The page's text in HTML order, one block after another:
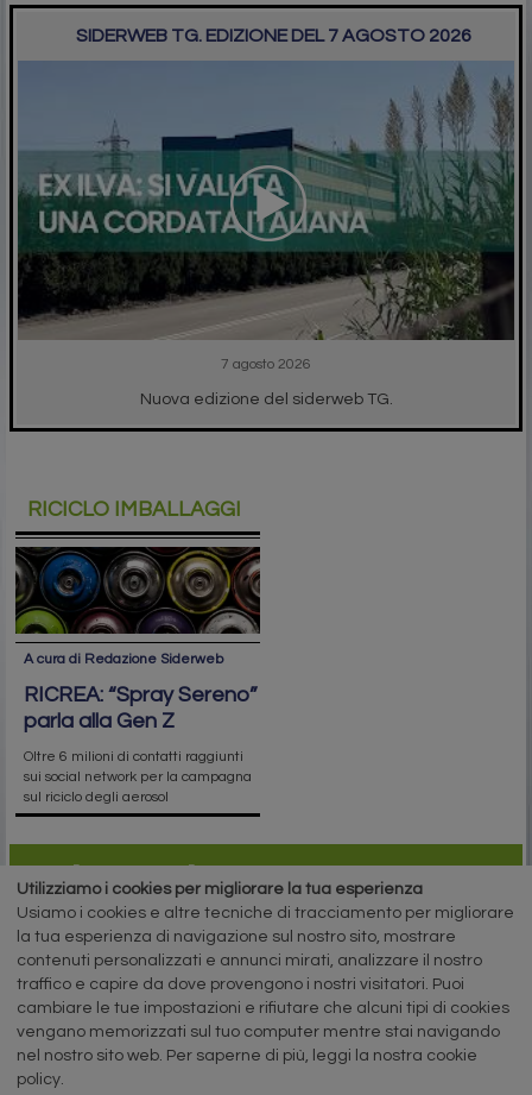
SIDERWEB TG. EDIZIONE DEL 7 AGOSTO 2026
7 agosto 2026
Nuova edizione del siderweb TG.
RICICLO IMBALLAGGI
A cura di Redazione Siderweb
RICREA: “Spray Sereno”
parla alla Gen Z
Oltre 6 milioni di contatti raggiunti
sui social network per la campagna
sul riciclo degli aerosol
siderweb
LA COMMUNITY DELL'ACCIAIO
Siderweb S.p.A. SB Società del gruppo Morandi Group s.r.l.
ISSN 2532 -2982
Sede sociale: Flero (Brescia) Via Don Milani 5
T. +39 030 254 00 06
E. info@siderweb.com
Utilizziamo i cookies per migliorare la tua esperienza
Usiamo i cookies e altre tecniche di tracciamento per migliorare
la tua esperienza di navigazione sul nostro sito, mostrare
contenuti personalizzati e annunci mirati, analizzare il nostro
traffico e capire da dove provengono i nostri visitatori. Puoi
cambiare le tue impostazioni e rifiutare che alcuni tipi di cookies
vengano memorizzati sul tuo computer mentre stai navigando
nel nostro sito web. Per saperne di più, leggi la nostra cookie
policy.